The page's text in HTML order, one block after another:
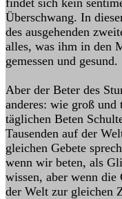
findet sich kein
Überschwang. In
des ausgehenden
alles, was ihm in den
gemessen und gesund.
Aber der Beter des
anderes: wie groß
täglichen Beten
Tausenden auf der
gleichen Gebete
wenn wir beten, als
wissen, aber wenn
der Welt zur gleichen